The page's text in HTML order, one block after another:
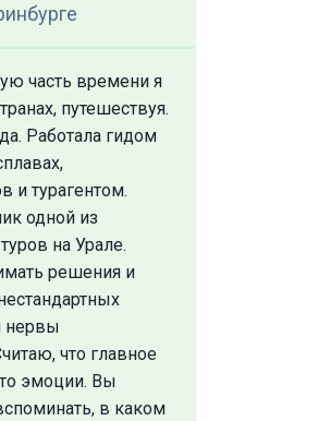
часть времени я
путешествуя.
Работала гидом
и турагентом.
одной из
на Урале.
решения и
нервы
что главное
эмоции. Вы
в каком